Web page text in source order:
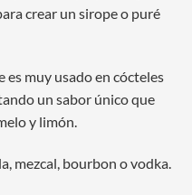
crear un sirope o puré
es muy usado en cócteles
un sabor único que
y limón.
mezcal, bourbon o vodka.